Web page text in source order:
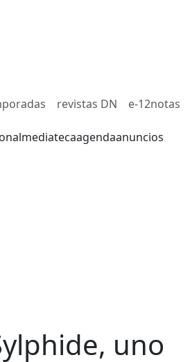
revistas DN e-12notas
mediatecaagendaanuncios
uno